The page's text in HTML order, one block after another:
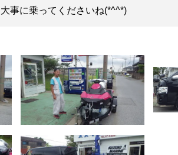
大事に乗ってくださいね(*^^*)